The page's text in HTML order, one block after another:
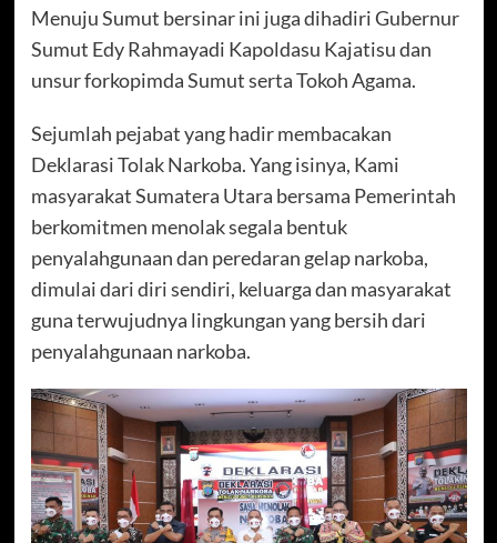
Menuju Sumut bersinar ini juga dihadiri Gubernur
Sumut Edy Rahmayadi Kapoldasu Kajatisu dan
unsur forkopimda Sumut serta Tokoh Agama.
Sejumlah pejabat yang hadir membacakan
Deklarasi Tolak Narkoba. Yang isinya, Kami
masyarakat Sumatera Utara bersama Pemerintah
berkomitmen menolak segala bentuk
penyalahgunaan dan peredaran gelap narkoba,
dimulai dari diri sendiri, keluarga dan masyarakat
guna terwujudnya lingkungan yang bersih dari
penyalahgunaan narkoba.